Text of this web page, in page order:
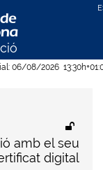
06/08/2026 13:30h
amb el seu
digital